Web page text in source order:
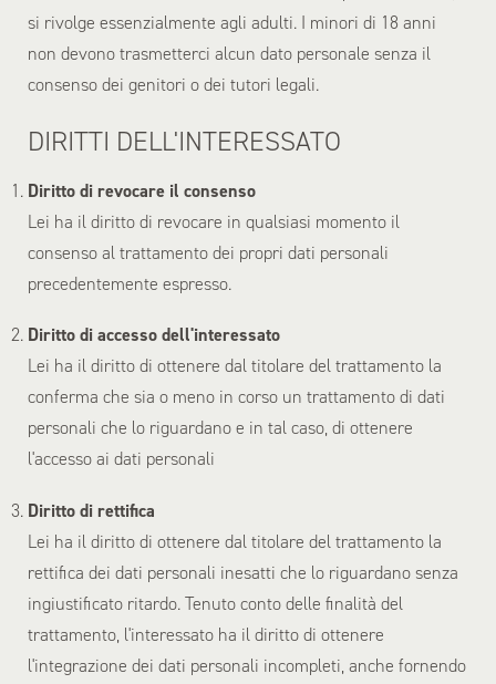
si rivolge essenzialmente agli adulti. I minori di 18 anni
non devono trasmetterci alcun dato personale senza il
consenso dei genitori o dei tutori legali.
DIRITTI DELL'INTERESSATO
Diritto di revocare il consenso
Lei ha il diritto di revocare in qualsiasi momento il
consenso al trattamento dei propri dati personali
precedentemente espresso.
Diritto di accesso dell'interessato
Lei ha il diritto di ottenere dal titolare del trattamento la
conferma che sia o meno in corso un trattamento di dati
personali che lo riguardano e in tal caso, di ottenere
l'accesso ai dati personali
Diritto di rettifica
Lei ha il diritto di ottenere dal titolare del trattamento la
rettifica dei dati personali inesatti che lo riguardano senza
ingiustificato ritardo. Tenuto conto delle finalità del
trattamento, l'interessato ha il diritto di ottenere
l'integrazione dei dati personali incompleti, anche fornendo